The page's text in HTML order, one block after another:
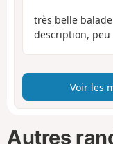
très belle
description, peu
Voir les
Autres